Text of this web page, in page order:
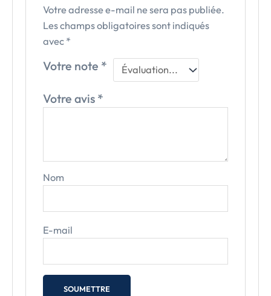
Votre adresse e-mail ne sera pas publiée.
Les champs obligatoires sont indiqués
avec *
Votre note *
Votre avis *
Nom
E-mail